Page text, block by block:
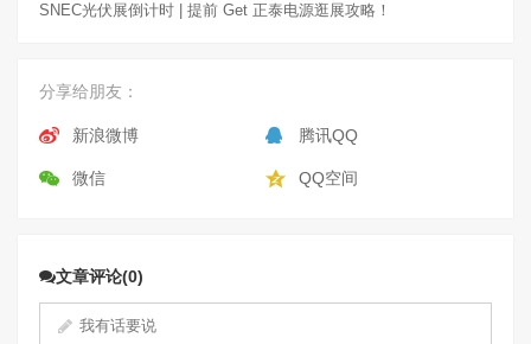
SNEC光伏展倒计时 | 提前 Get 正泰电源逛展攻略！
分享给朋友：
新浪微博 腾讯QQ
微信 QQ空间
文章评论(0)